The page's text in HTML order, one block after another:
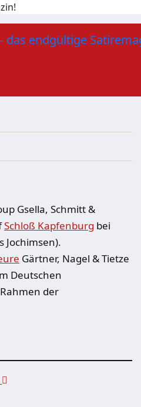
Gsella, Schmitt &
Schloß Kapfenburg bei
Jochimsen).
Gärtner, Nagel & Tietze
Deutschen
der